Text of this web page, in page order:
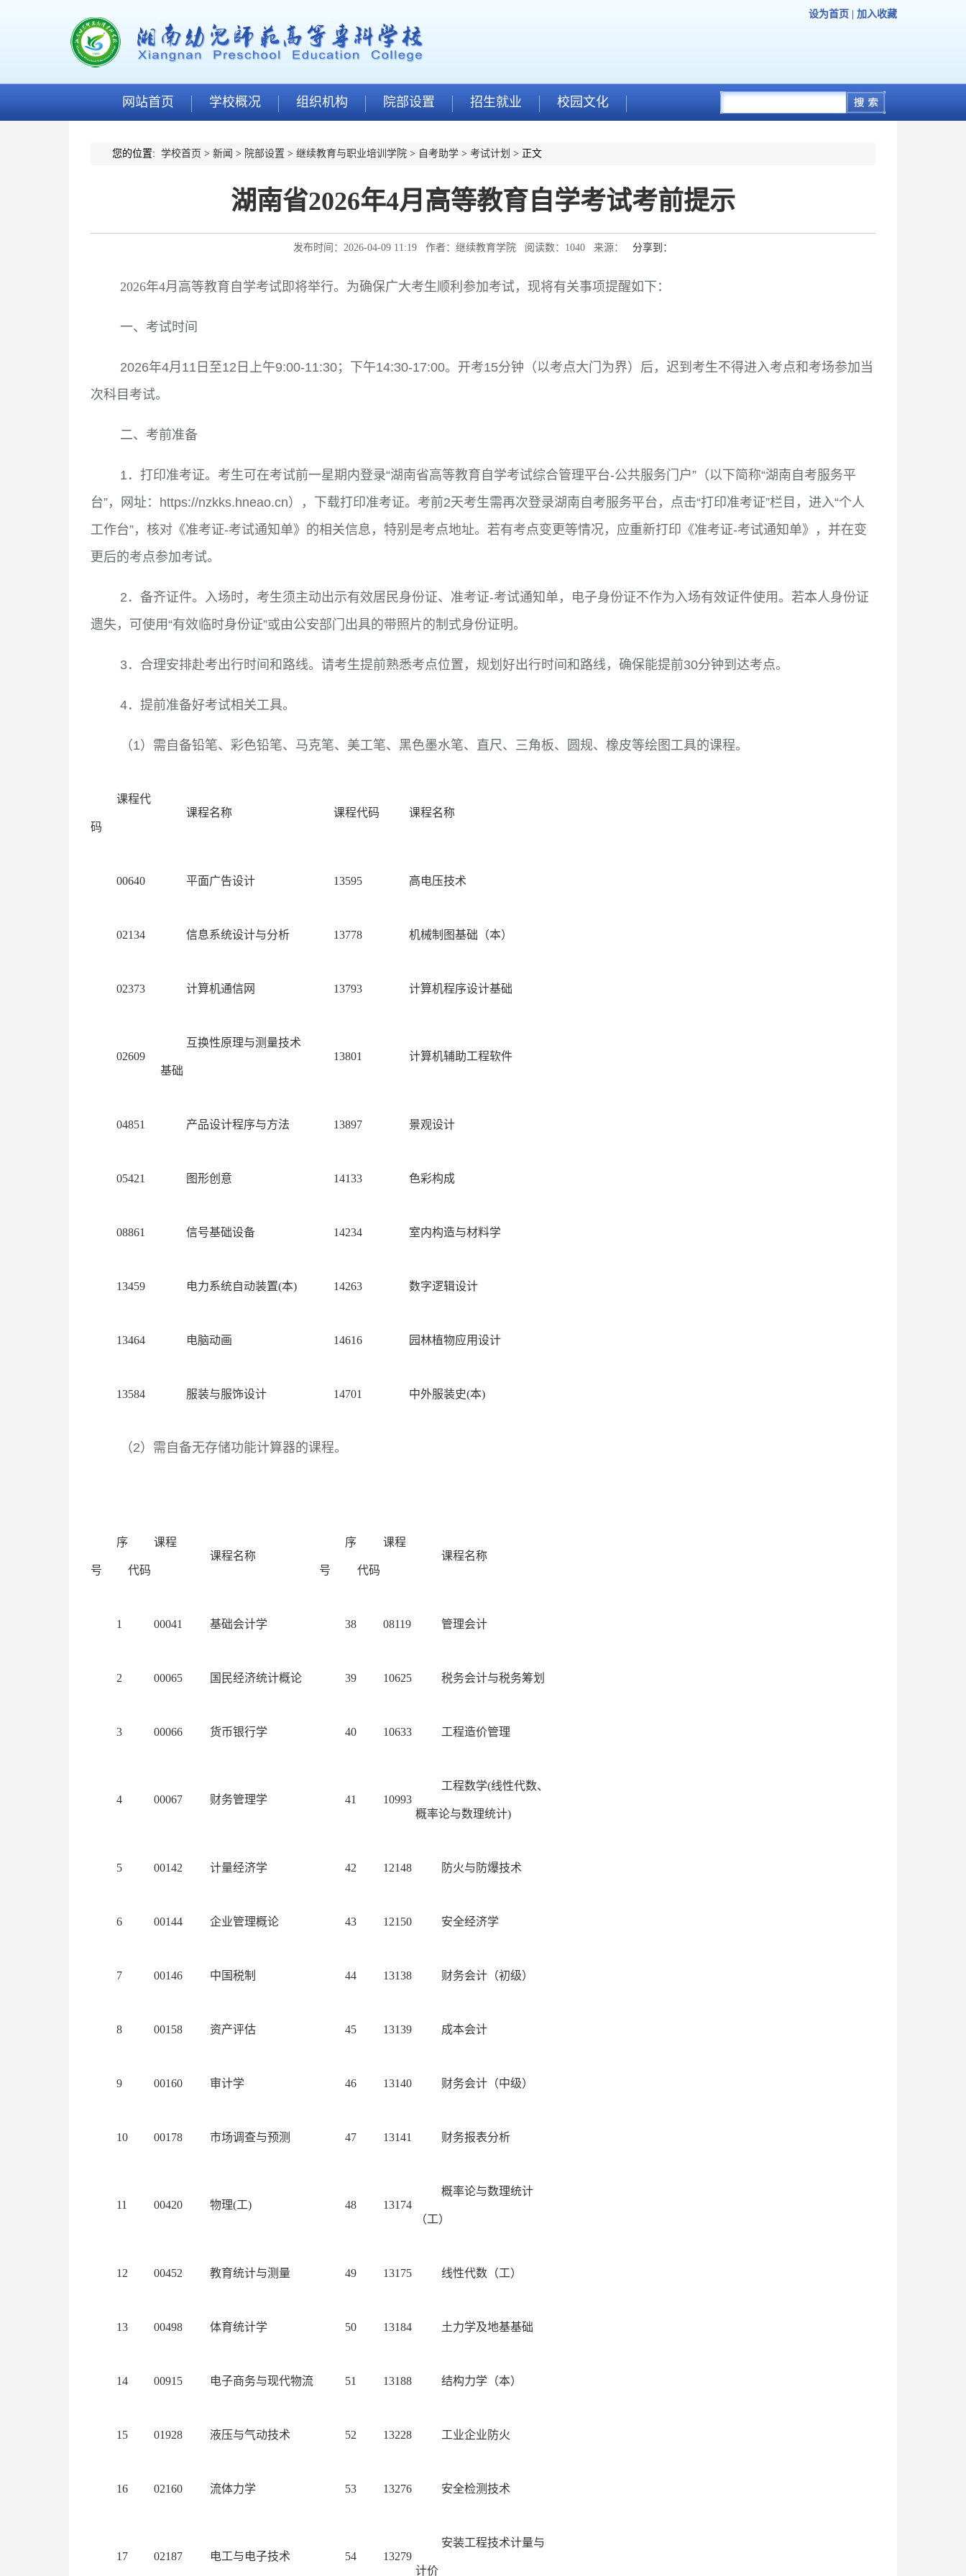
设为首页 加入收藏
网站首页 学校概况 组织机构 院部设置 招生就业 校园文化
您的位置: 学校首页 > 新闻 > 院部设置 > 继续教育与职业培训学院 > 自考助学 > 考试计划 > 正文
湖南省2026年4月高等教育自学考试考前提示
发布时间：2026-04-09 11:19 作者：继续教育学院 阅读数： 1040 来源： 分享到：
2026年4月高等教育自学考试即将举行。为确保广大考生顺利参加考试，现将有关事项提醒如下：
一、考试时间
2026年4月 11 日至12 日上午9:00-11:30；下午14:30-17:00。开考15分钟（以考点大门为界）后，迟到考生不得进入考点和考场参加当
次科目考试。
二、考前准备
1 ．打印准考证。考生可在考试前一星期内登录“湖南省高等教育自学考试综合管理平台-公共服务门户” （以下简称“湖南自考服务平
台”，网址： https://nzkks.hneao.cn），下载打印准考证。考前2天考生需再次登录湖南自考服务平台，点击“打印准考证”栏目，进入“个人
工作台”，核对《准考证-考试通知单》的相关信息，特别是考点地址。若有考点变更等情况，应重新打印《准考证-考试通知单》，并在变
更后的考点参加考试。
2 ．备齐证件。入场时，考生须主动出示有效居民身份证、准考证-考试通知单，电子身份证不作为入场有效证件使用。若本人身份证
遗失，可使用“有效临时身份证”或由公安部门出具的带照片的制式身份证明。
3．合理安排赴考出行时间和路线。请考生提前熟悉考点位置，规划好出行时间和路线，确保能提前30分钟到达考点。
4．提前准备好考试相关工具。
（1）需自备铅笔、彩色铅笔、马克笔、美工笔、黑色墨水笔、直尺、三角板、圆规、橡皮等绘图工具的课程。
课程代
码
课程名称 课程代码 课程名称
00640 平面广告设计 13595 高电压技术
02134 信息系统设计与分析 13778 机械制图基础（本）
02373 计算机通信网 13793 计算机程序设计基础
02609
互换性原理与测量技术
基础
13801 计算机辅助工程软件
04851 产品设计程序与方法 13897 景观设计
05421 图形创意 14133 色彩构成
08861 信号基础设备 14234 室内构造与材料学
13459 电力系统自动装置(本) 14263 数字逻辑设计
13464 电脑动画 14616 园林植物应用设计
13584 服装与服饰设计 14701 中外服装史(本)
（2）需自备无存储功能计算器的课程。
序
号
课程
代码
课程名称
序
号
课程
代码
课程名称
1 00041 基础会计学 38 08119 管理会计
2 00065 国民经济统计概论 39 10625 税务会计与税务筹划
3 00066 货币银行学 40 10633 工程造价管理
4 00067 财务管理学 41 10993
工程数学(线性代数、
概率论与数理统计)
5 00142 计量经济学 42 12148 防火与防爆技术
6 00144 企业管理概论 43 12150 安全经济学
7 00146 中国税制 44 13138 财务会计（初级）
8 00158 资产评估 45 13139 成本会计
9 00160 审计学 46 13140 财务会计（中级）
10 00178 市场调查与预测 47 13141 财务报表分析
11 00420 物理(工) 48 13174
概率论与数理统计
（工）
12 00452 教育统计与测量 49 13175 线性代数（工）
13 00498 体育统计学 50 13184 土力学及地基基础
14 00915 电子商务与现代物流 51 13188 结构力学（本）
15 01928 液压与气动技术 52 13228 工业企业防火
16 02160 流体力学 53 13276 安全检测技术
17 02187 电工与电子技术 54 13279
安装工程技术计量与
计价